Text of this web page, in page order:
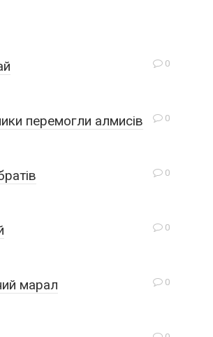
0
0
перемогли алмисів
0
0
0
марал